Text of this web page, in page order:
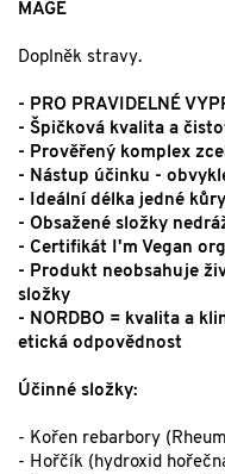
MAGE
Doplněk stravy.
- PRO PRAVIDELNÉ
- Špičková kvalita a
- Prověřený komplex
- Nástup účinku -
- Ideální délka jedné
- Obsažené složky
- Certifikát I'm Vegan
- Produkt neobsahuje
složky
- NORDBO = kvalita a
etická odpovědnost
Účinné složky:
- Kořen rebarbory
- Hořčík (hydroxid